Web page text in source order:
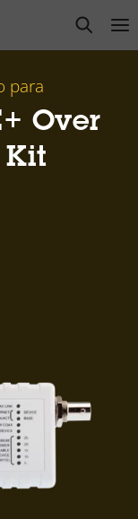
open
para
Over
Kit